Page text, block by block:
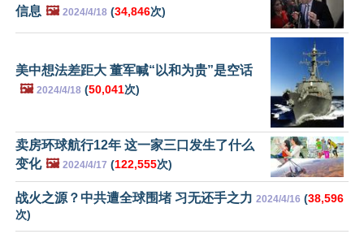
信息 🖼️ 2024/4/18 (34,846次)
美中想法差距大 董军喊“以和为贵”是空话
🖼️ 2024/4/18 (50,041次)
卖房环球航行12年 这一家三口发生了什么
变化 🖼️ 2024/4/17 (122,555次)
战火之源？中共遭全球围堵 习无还手之力 2024/4/16 (38,596
次)